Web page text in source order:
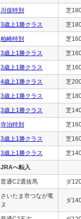
川俣特別 芝
3歳上1勝クラス 芝
柏崎特別 芝
3歳上1勝クラス 芝
3歳上1勝クラス 芝
4歳上1勝クラス 芝
3歳上1勝クラス 芝
3歳上1勝クラス 芝
寺泊特別 芝
3歳上1勝クラス 芝
3歳上1勝クラス 芝
JRAへ転入
普通C2選抜馬 ダ
さいたま市つなが竜
ヌ
ダ